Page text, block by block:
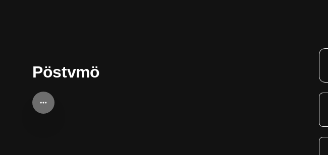
Pöstvmö